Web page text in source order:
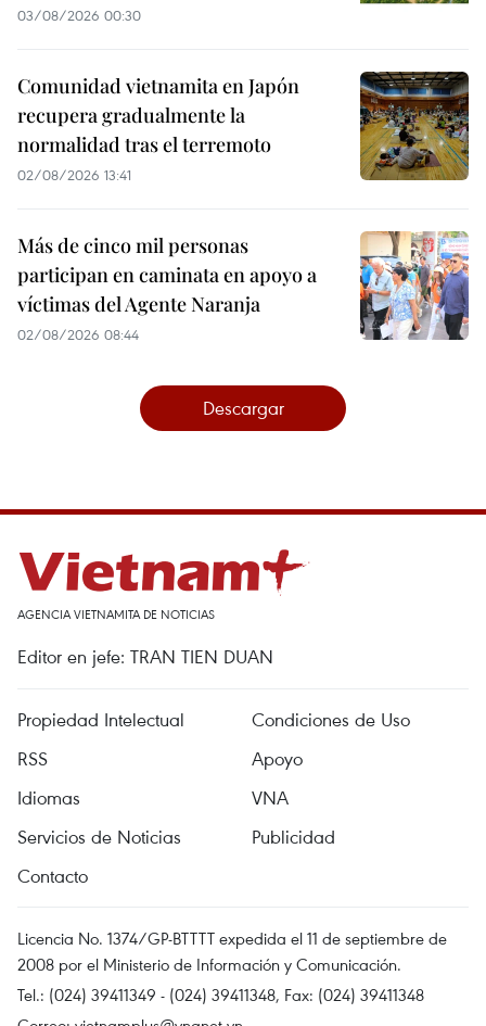
03/08/2026 00:30
Comunidad vietnamita en Japón
recupera gradualmente la
normalidad tras el terremoto
02/08/2026 13:41
Más de cinco mil personas
participan en caminata en apoyo a
víctimas del Agente Naranja
02/08/2026 08:44
Descargar
AGENCIA VIETNAMITA DE NOTICIAS
Editor en jefe: TRAN TIEN DUAN
Propiedad Intelectual
Condiciones de Uso
RSS
Apoyo
Idiomas
VNA
Servicios de Noticias
Publicidad
Contacto
Licencia No. 1374/GP-BTTTT expedida el 11 de septiembre de
2008 por el Ministerio de Información y Comunicación.
Tel.: (024) 39411349 - (024) 39411348, Fax: (024) 39411348